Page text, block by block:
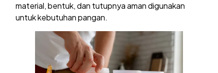
material, bentuk, dan tutupnya aman digunakan
untuk kebutuhan pangan.